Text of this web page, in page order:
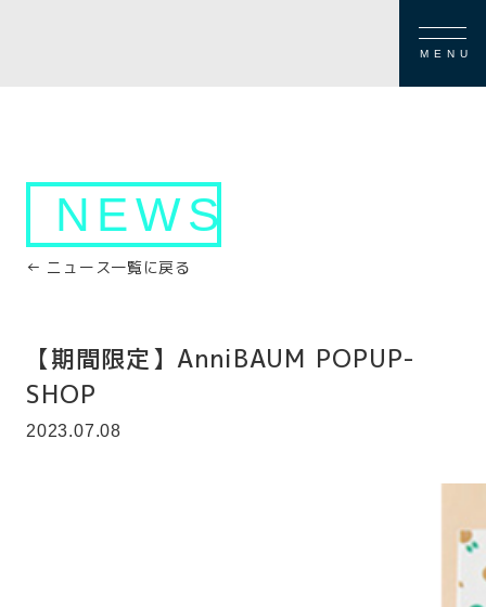
MENU
NEWS
← ニュース一覧に戻る
【期間限定】AnniBAUM POPUP-
SHOP
2023.07.08